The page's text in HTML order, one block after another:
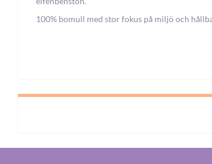
100% bomull med stor fokus på miljö och